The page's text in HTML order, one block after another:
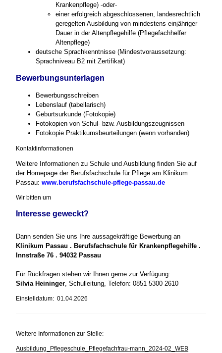
Krankenpflege) -oder-
einer erfolgreich abgeschlossenen, landesrechtlich
geregelten Ausbildung von mindestens einjähriger
Dauer in der Altenpflegehilfe (Pflegefachhelfer
Altenpflege)
deutsche Sprachkenntnisse (Mindestvoraussetzung:
Sprachniveau B2 mit Zertifikat)
Bewerbungsunterlagen
Bewerbungsschreiben
Lebenslauf (tabellarisch)
Geburtsurkunde (Fotokopie)
Fotokopien von Schul- bzw. Ausbildungszeugnissen
Fotokopie Praktikumsbeurteilungen (wenn vorhanden)
Kontaktinformationen
Weitere Informationen zu Schule und Ausbildung finden Sie auf
der Homepage der Berufsfachschule für Pflege am Klinikum
Passau: www.berufsfachschule-pflege-passau.de
Wir bitten um
Interesse geweckt?
Dann senden Sie uns Ihre aussagekräftige Bewerbung an
Klinikum Passau . Berufsfachschule für Krankenpflegehilfe .
Innstraße 76 . 94032 Passau
Für Rückfragen stehen wir Ihnen gerne zur Verfügung:
Silvia Heininger, Schulleitung, Telefon: 0851 5300 2610
Einstelldatum: 01.04.2026
Weitere Informationen zur Stelle:
Ausbildung_Pflegeschule_Pflegefachfrau-mann_2024-02_WEB